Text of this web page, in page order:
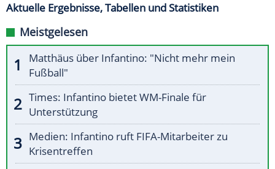
Aktuelle Ergebnisse, Tabellen und Statistiken
Meistgelesen
Matthäus über Infantino: "Nicht mehr mein
Fußball"
Times: Infantino bietet WM-Finale für
Unterstützung
Medien: Infantino ruft FIFA-Mitarbeiter zu
Krisentreffen